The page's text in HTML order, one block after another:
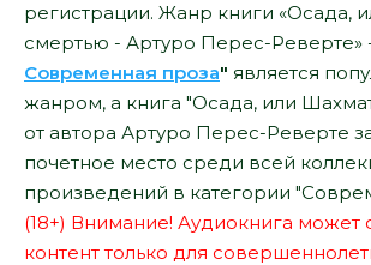
регистрации. Жанр книги «Осада,
смертью - Артуро Перес-Реверте»
Современная проза" является
жанром, а книга "Осада, или
от автора Артуро Перес-Реверте
почетное место среди всей
произведений в категории
(18+) Внимание! Аудиокнига может
контент только для